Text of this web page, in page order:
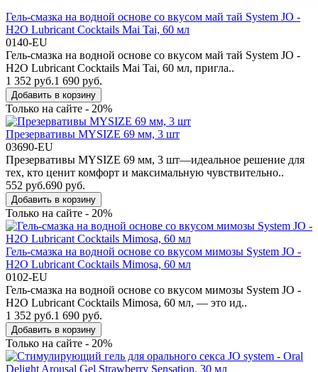
Гель-смазка на водной основе со вкусом май тай System JO -
H2O Lubricant Cocktails Mai Tai, 60 мл
0140-EU
Гель-смазка на водной основе со вкусом май тай System JO -
H2O Lubricant Cocktails Mai Tai, 60 мл, пригла..
1 352 руб.1 690 руб.
Добавить в корзину
Только на сайте - 20%
Презервативы MYSIZE 69 мм, 3 шт
03690-EU
Презервативы MYSIZE 69 мм, 3 шт—идеальное решение для
тех, кто ценит комфорт и максимальную чувствительно..
552 руб.690 руб.
Добавить в корзину
Только на сайте - 20%
Гель-смазка на водной основе со вкусом мимозы System JO -
H2O Lubricant Cocktails Mimosa, 60 мл
0102-EU
Гель-смазка на водной основе со вкусом мимозы System JO -
H2O Lubricant Cocktails Mimosa, 60 мл, — это ид..
1 352 руб.1 690 руб.
Добавить в корзину
Только на сайте - 20%